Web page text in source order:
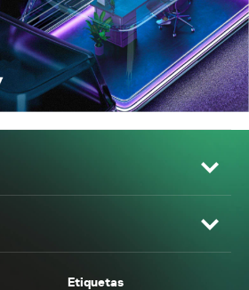
Etiquetas